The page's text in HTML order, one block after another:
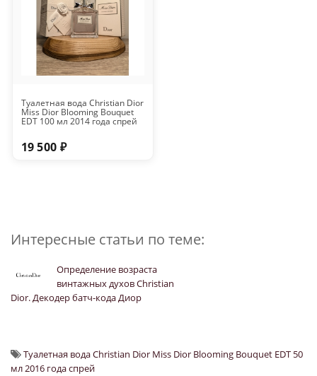
Туалетная вода Christian Dior
Miss Dior Blooming Bouquet
EDT 100 мл 2014 года спрей
19 500 ₽
Интересные статьи по теме:
Определение возраста
винтажных духов Christian
Dior. Декодер батч-кода Диор
Туалетная вода Christian Dior Miss Dior Blooming Bouquet EDT 50
мл 2016 года спрей